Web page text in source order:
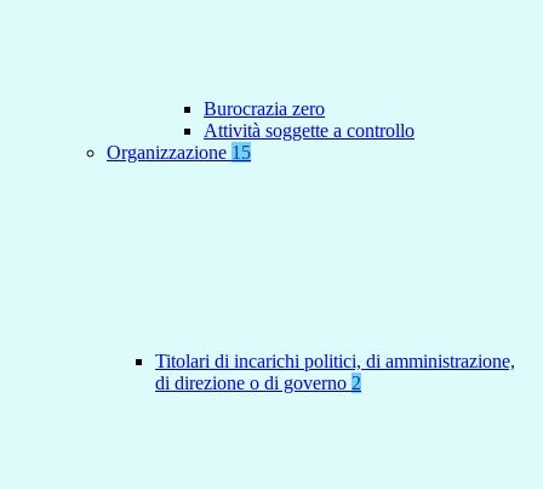
Burocrazia zero
Attività soggette a controllo
Organizzazione 15
Titolari di incarichi politici, di amministrazione,
di direzione o di governo 2